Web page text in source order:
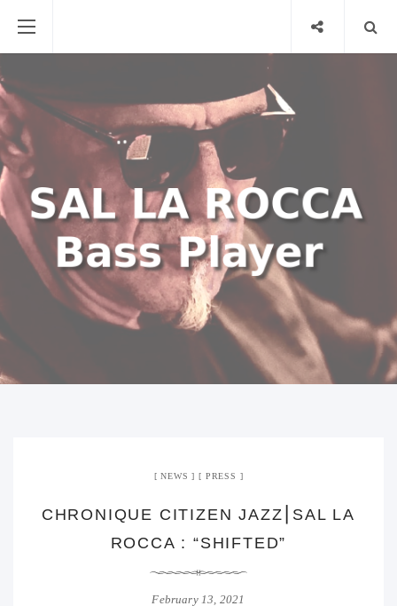
NEWS PRESS
CHRONIQUE CITIZEN JAZZ⎮SAL LA
ROCCA : “SHIFTED”
February 13, 2021